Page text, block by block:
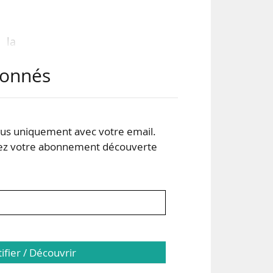
la
uniquement avec votre email.
votre abonnement découverte
/ Découvrir